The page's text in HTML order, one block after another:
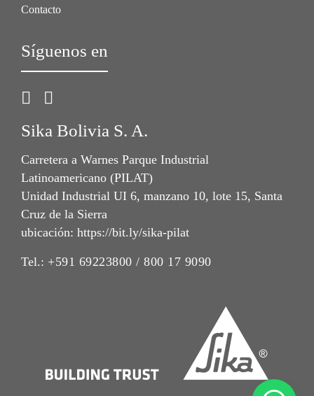
Contacto
Síguenos en
Sika Bolivia S. A.
Carretera a Warnes Parque Industrial
Latinoamericano (PILAT)
Unidad Industrial UI 6, manzano 10, lote 15, Santa
Cruz de la Sierra
ubicación: https://bit.ly/sika-pilat
Tel.: +591 69223800 / 800 17 9090